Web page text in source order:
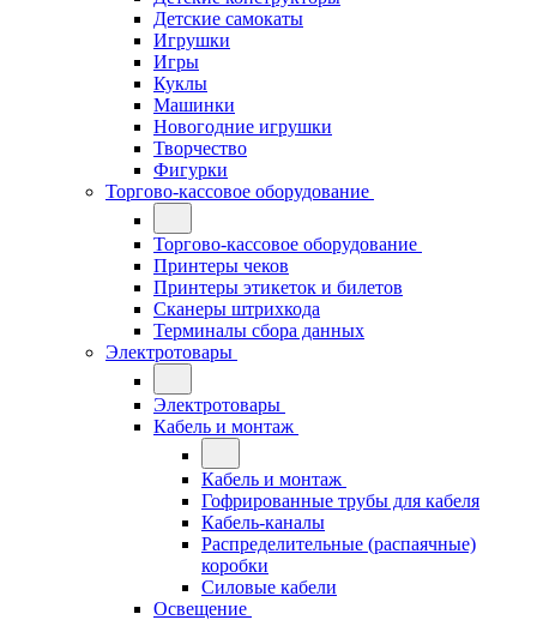
Детские самокаты
Игрушки
Игры
Куклы
Машинки
Новогодние игрушки
Творчество
Фигурки
Торгово-кассовое оборудование
Торгово-кассовое оборудование
Принтеры чеков
Принтеры этикеток и билетов
Сканеры штрихкода
Терминалы сбора данных
Электротовары
Электротовары
Кабель и монтаж
Кабель и монтаж
Гофрированные трубы для кабеля
Кабель-каналы
Распределительные (распаячные)
коробки
Силовые кабели
Освещение